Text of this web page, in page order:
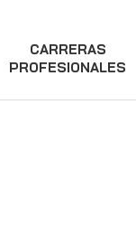
CARRERAS
PROFESIONALES